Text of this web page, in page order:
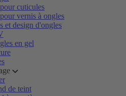
cuticules
vernis à ongles
et design d'ongles
en gel
de teint